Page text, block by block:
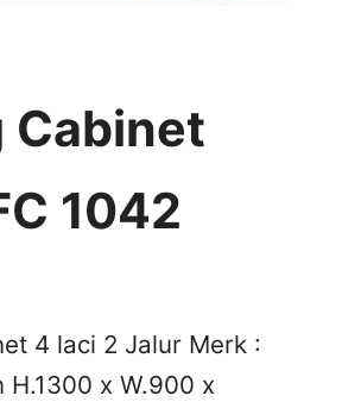
Cabinet
1042
4 laci 2 Jalur Merk :
H.1300 x W.900 x